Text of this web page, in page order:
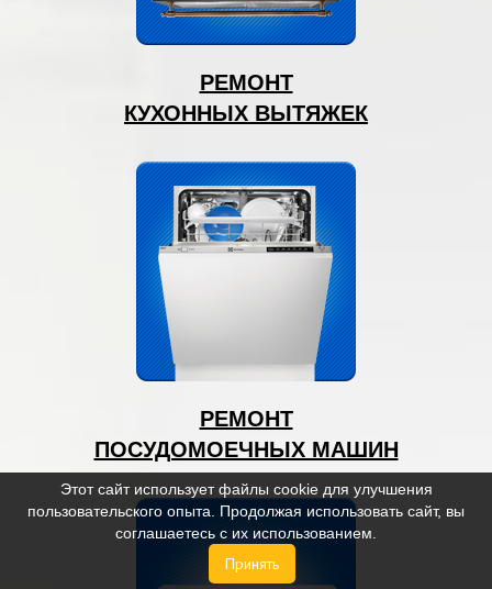
РЕМОНТ
КУХОННЫХ ВЫТЯЖЕК
РЕМОНТ
ПОСУДОМОЕЧНЫХ МАШИН
Этот сайт использует файлы cookie для улучшения
пользовательского опыта. Продолжая использовать сайт, вы
соглашаетесь с их использованием.
Принять